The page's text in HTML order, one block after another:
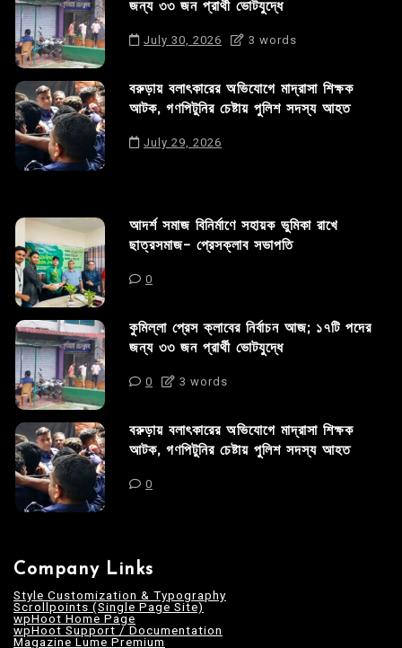
জন্য ৩৩ জন প্রার্থী ভোটযুদ্ধে
July 30, 2026 3 words
বরুড়ায় বলাৎকারের অভিযোগে মাদ্রাসা শিক্ষক
আটক, গণপিটুনির চেষ্টায় পুলিশ সদস্য আহত
July 29, 2026
আদর্শ সমাজ বিনির্মাণে সহায়ক ভুমিকা রাখে
ছাত্রসমাজ- প্রেসক্লাব সভাপতি
0
কুমিল্লা প্রেস ক্লাবের নির্বাচন আজ; ১৭টি পদের
জন্য ৩৩ জন প্রার্থী ভোটযুদ্ধে
0 3 words
বরুড়ায় বলাৎকারের অভিযোগে মাদ্রাসা শিক্ষক
আটক, গণপিটুনির চেষ্টায় পুলিশ সদস্য আহত
0
Company Links
Style Customization & Typography
Scrollpoints (Single Page Site)
wpHoot Home Page
wpHoot Support / Documentation
Magazine Lume Premium